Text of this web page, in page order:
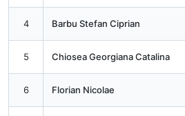
4 Barbu Stefan Ciprian
5 Chiosea Georgiana Catalina
6 Florian Nicolae